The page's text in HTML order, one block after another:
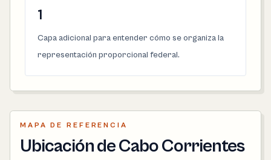
1
Capa adicional para entender cómo se organiza la
representación proporcional federal.
MAPA DE REFERENCIA
Ubicación de Cabo Corrientes